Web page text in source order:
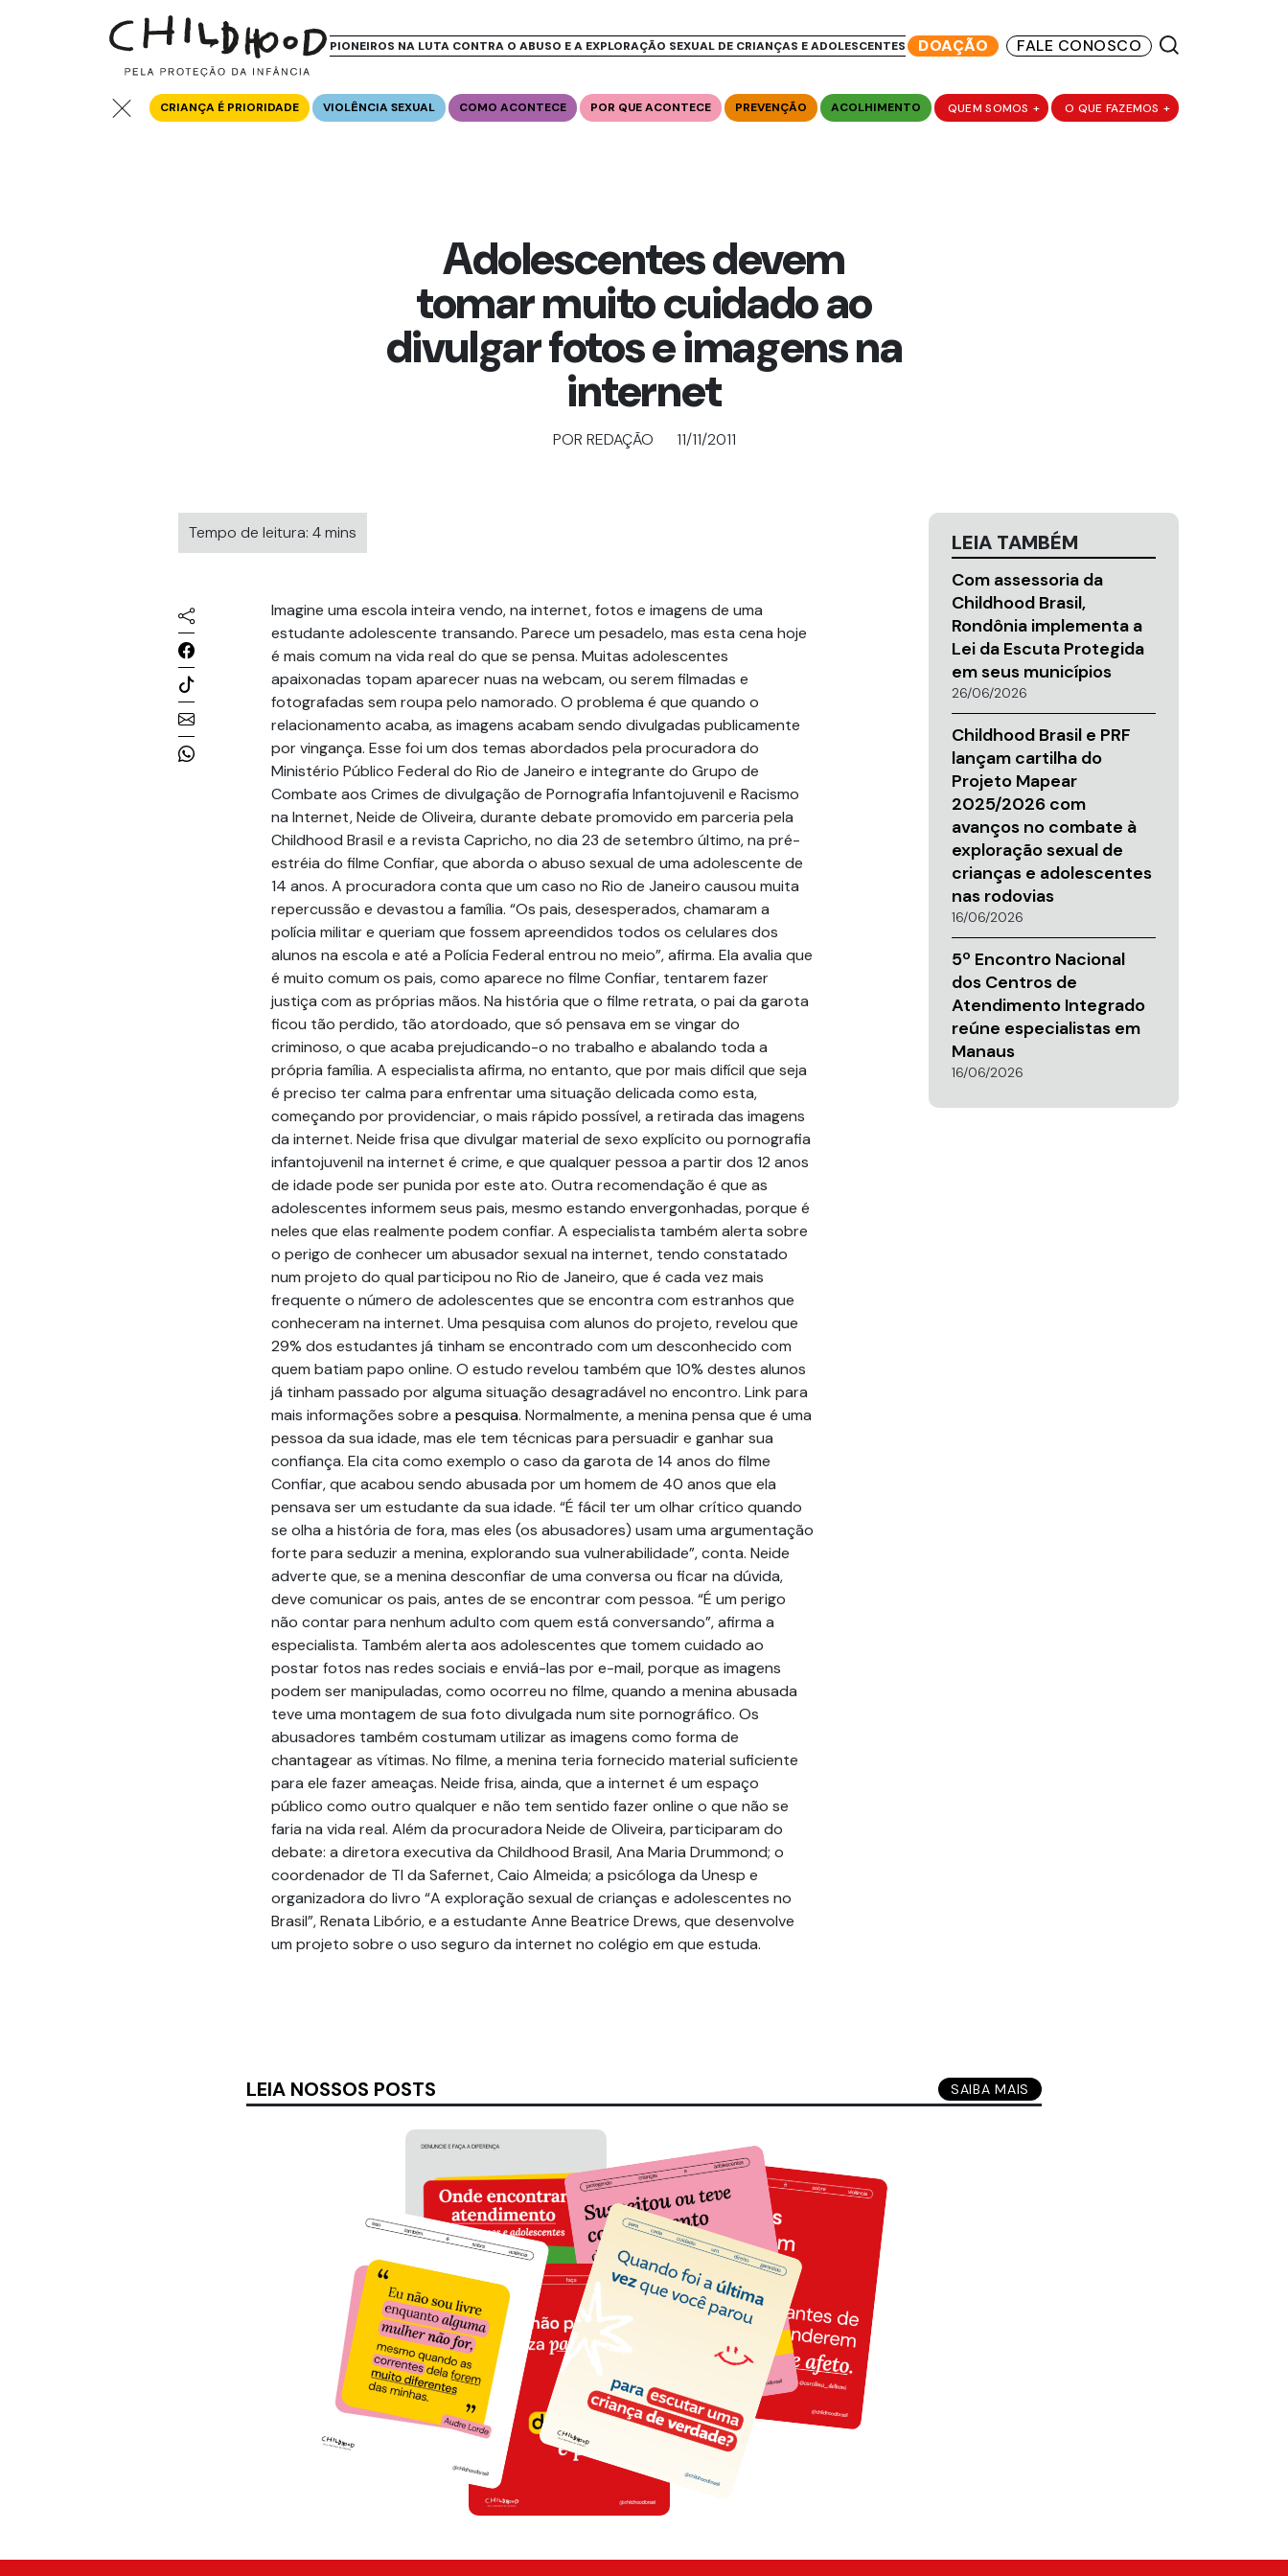
PIONEIROS NA LUTA CONTRA O ABUSO E A EXPLORAÇÃO SEXUAL DE CRIANÇAS E ADOLESCENTES DOAÇÃO FALE CONOSCO
CRIANÇA É PRIORIDADE VIOLÊNCIA SEXUAL COMO ACONTECE POR QUE ACONTECE PREVENÇÃO ACOLHIMENTO QUEM SOMOS + O QUE FAZEMOS +
Adolescentes devem
tomar muito cuidado ao
divulgar fotos e imagens na
internet
POR REDAÇÃO 11/11/2011
Tempo de leitura: 4 mins
Imagine uma escola inteira vendo, na internet, fotos e imagens de uma
estudante adolescente transando. Parece um pesadelo, mas esta cena hoje
é mais comum na vida real do que se pensa. Muitas adolescentes
apaixonadas topam aparecer nuas na webcam, ou serem filmadas e
fotografadas sem roupa pelo namorado. O problema é que quando o
relacionamento acaba, as imagens acabam sendo divulgadas publicamente
por vingança. Esse foi um dos temas abordados pela procuradora do
Ministério Público Federal do Rio de Janeiro e integrante do Grupo de
Combate aos Crimes de divulgação de Pornografia Infantojuvenil e Racismo
na Internet, Neide de Oliveira, durante debate promovido em parceria pela
Childhood Brasil e a revista Capricho, no dia 23 de setembro último, na pré-
estréia do filme Confiar, que aborda o abuso sexual de uma adolescente de
14 anos. A procuradora conta que um caso no Rio de Janeiro causou muita
repercussão e devastou a família. “Os pais, desesperados, chamaram a
polícia militar e queriam que fossem apreendidos todos os celulares dos
alunos na escola e até a Polícia Federal entrou no meio”, afirma. Ela avalia que
é muito comum os pais, como aparece no filme Confiar, tentarem fazer
justiça com as próprias mãos. Na história que o filme retrata, o pai da garota
ficou tão perdido, tão atordoado, que só pensava em se vingar do
criminoso, o que acaba prejudicando-o no trabalho e abalando toda a
própria família. A especialista afirma, no entanto, que por mais difícil que seja
é preciso ter calma para enfrentar uma situação delicada como esta,
começando por providenciar, o mais rápido possível, a retirada das imagens
da internet. Neide frisa que divulgar material de sexo explícito ou pornografia
infantojuvenil na internet é crime, e que qualquer pessoa a partir dos 12 anos
de idade pode ser punida por este ato. Outra recomendação é que as
adolescentes informem seus pais, mesmo estando envergonhadas, porque é
neles que elas realmente podem confiar. A especialista também alerta sobre
o perigo de conhecer um abusador sexual na internet, tendo constatado
num projeto do qual participou no Rio de Janeiro, que é cada vez mais
frequente o número de adolescentes que se encontra com estranhos que
conheceram na internet. Uma pesquisa com alunos do projeto, revelou que
29% dos estudantes já tinham se encontrado com um desconhecido com
quem batiam papo online. O estudo revelou também que 10% destes alunos
já tinham passado por alguma situação desagradável no encontro. Link para
mais informações sobre a pesquisa. Normalmente, a menina pensa que é uma
pessoa da sua idade, mas ele tem técnicas para persuadir e ganhar sua
confiança. Ela cita como exemplo o caso da garota de 14 anos do filme
Confiar, que acabou sendo abusada por um homem de 40 anos que ela
pensava ser um estudante da sua idade. “É fácil ter um olhar crítico quando
se olha a história de fora, mas eles (os abusadores) usam uma argumentação
forte para seduzir a menina, explorando sua vulnerabilidade”, conta. Neide
adverte que, se a menina desconfiar de uma conversa ou ficar na dúvida,
deve comunicar os pais, antes de se encontrar com pessoa. “É um perigo
não contar para nenhum adulto com quem está conversando”, afirma a
especialista. Também alerta aos adolescentes que tomem cuidado ao
postar fotos nas redes sociais e enviá-las por e-mail, porque as imagens
podem ser manipuladas, como ocorreu no filme, quando a menina abusada
teve uma montagem de sua foto divulgada num site pornográfico. Os
abusadores também costumam utilizar as imagens como forma de
chantagear as vítimas. No filme, a menina teria fornecido material suficiente
para ele fazer ameaças. Neide frisa, ainda, que a internet é um espaço
público como outro qualquer e não tem sentido fazer online o que não se
faria na vida real. Além da procuradora Neide de Oliveira, participaram do
debate: a diretora executiva da Childhood Brasil, Ana Maria Drummond; o
coordenador de TI da Safernet, Caio Almeida; a psicóloga da Unesp e
organizadora do livro “A exploração sexual de crianças e adolescentes no
Brasil”, Renata Libório, e a estudante Anne Beatrice Drews, que desenvolve
um projeto sobre o uso seguro da internet no colégio em que estuda.
LEIA TAMBÉM
Com assessoria da
Childhood Brasil,
Rondônia implementa a
Lei da Escuta Protegida
em seus municípios
26/06/2026
Childhood Brasil e PRF
lançam cartilha do
Projeto Mapear
2025/2026 com
avanços no combate à
exploração sexual de
crianças e adolescentes
nas rodovias
16/06/2026
5º Encontro Nacional
dos Centros de
Atendimento Integrado
reúne especialistas em
Manaus
16/06/2026
LEIA NOSSOS POSTS SAIBA MAIS